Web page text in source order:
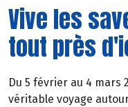
Vive les
tout près
Du 5 février au 4 mars
véritable voyage